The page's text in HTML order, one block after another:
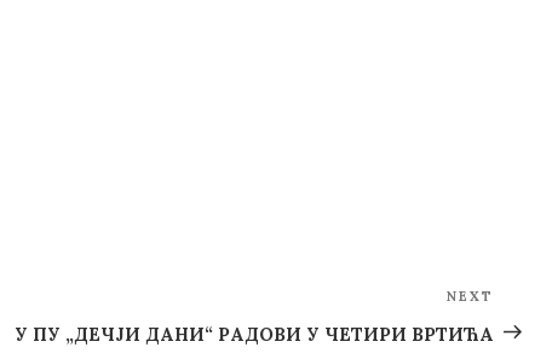
Post
NEXT
У ПУ „ДЕЧЈИ ДАНИ“ РАДОВИ У ЧЕТИРИ ВРТИЋА